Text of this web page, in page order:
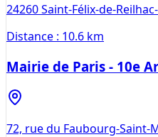
24260Saint-Félix-de-
Distance : 10.6 km
Mairie de Paris - 10e
72, rue du Faubourg-Saint-